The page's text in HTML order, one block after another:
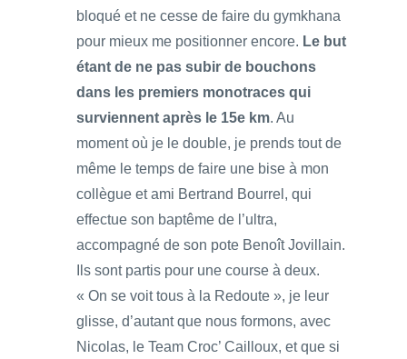
bloqué et ne cesse de faire du gymkhana
pour mieux me positionner encore. Le but
étant de ne pas subir de bouchons
dans les premiers monotraces qui
surviennent après le 15e km. Au
moment où je le double, je prends tout de
même le temps de faire une bise à mon
collègue et ami Bertrand Bourrel, qui
effectue son baptême de l’ultra,
accompagné de son pote Benoît Jovillain.
Ils sont partis pour une course à deux.
« On se voit tous à la Redoute », je leur
glisse, d’autant que nous formons, avec
Nicolas, le Team Croc’ Cailloux, et que si